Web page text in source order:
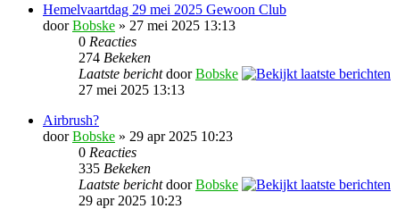
Hemelvaartdag 29 mei 2025 Gewoon Club
doorBobske » 27 mei 2025 13:13
0 Reacties
274 Bekeken
Laatste berichtdoorBobske
27 mei 2025 13:13
Airbrush?
doorBobske » 29 apr 2025 10:23
0 Reacties
335 Bekeken
Laatste berichtdoorBobske
29 apr 2025 10:23